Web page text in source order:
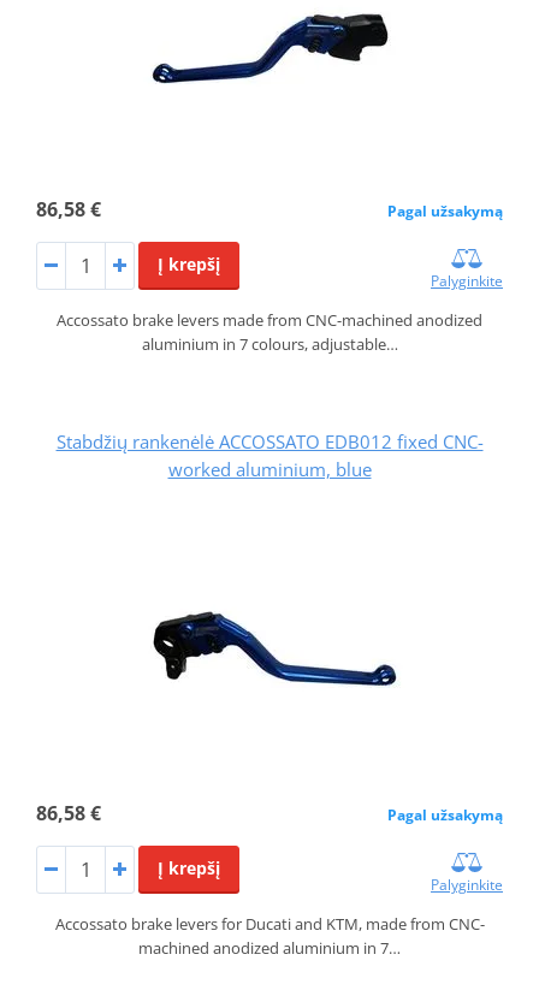
86,58 € Pagal užsakymą
Į krepšį
Palyginkite
Accossato brake levers made from CNC-machined anodized
aluminium in 7 colours, adjustable…
Stabdžių rankenėlė ACCOSSATO EDB012 fixed CNC-
worked aluminium, blue
86,58 € Pagal užsakymą
Į krepšį
Palyginkite
Accossato brake levers for Ducati and KTM, made from CNC-
machined anodized aluminium in 7…